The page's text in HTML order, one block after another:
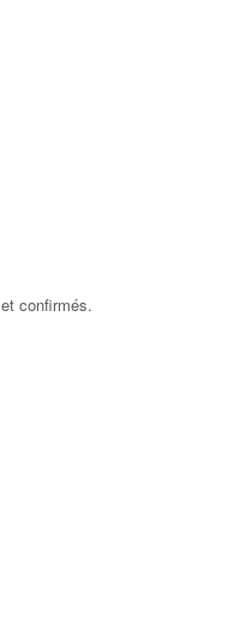
confirmés.
UNE HISTOIRE DANS